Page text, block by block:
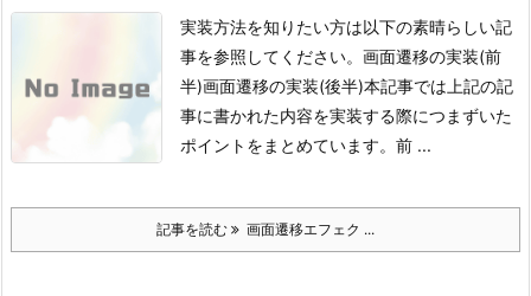
実装方法を知りたい方は以下の素晴らしい記
事を参照してください。 画面遷移の実装(前
半)画面遷移の実装(後半)本記事では上記の記
事に書かれた内容を実装する際につまずいた
ポイントをまとめています。 前 ...
記事を読む 画面遷移エフェク ...